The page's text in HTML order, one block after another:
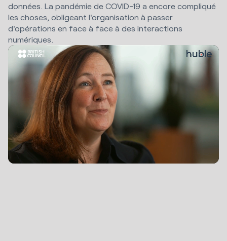
données. La pandémie de COVID-19 a encore compliqué
les choses, obligeant l'organisation à passer
d'opérations en face à face à des interactions
numériques.